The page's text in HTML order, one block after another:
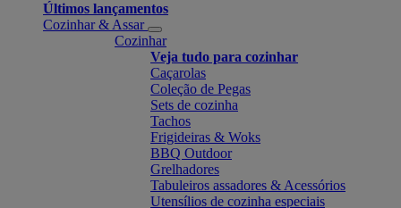
Últimos lançamentos
Cozinhar & Assar
Cozinhar
Veja tudo para cozinhar
Caçarolas
Coleção de Pegas
Sets de cozinha
Tachos
Frigideiras & Woks
BBQ Outdoor
Grelhadores
Tabuleiros assadores & Acessórios
Utensílios de cozinha especiais